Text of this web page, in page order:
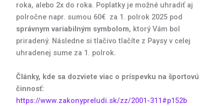
roka, alebo 2x do roka. Poplatky je možné uhradiť aj
polročne napr. sumou 60€ za 1. polrok 2025 pod
správnym variabilným symbolom, ktorý Vám bol
priradený. Následne si tlačivo tlačíte z Paysy v celej
uhradenej sume za 1. polrok.
Články, kde sa dozviete viac o príspevku na športovú
činnosť:
https://www.zakonypreludi.sk/zz/2001-311#p152b